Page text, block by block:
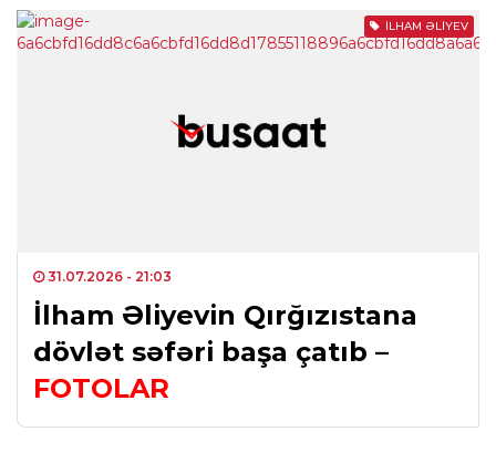
İLHAM ƏLIYEV
31.07.2026 - 21:03
İlham Əliyevin Qırğızıstana
dövlət səfəri başa çatıb –
FOTOLAR